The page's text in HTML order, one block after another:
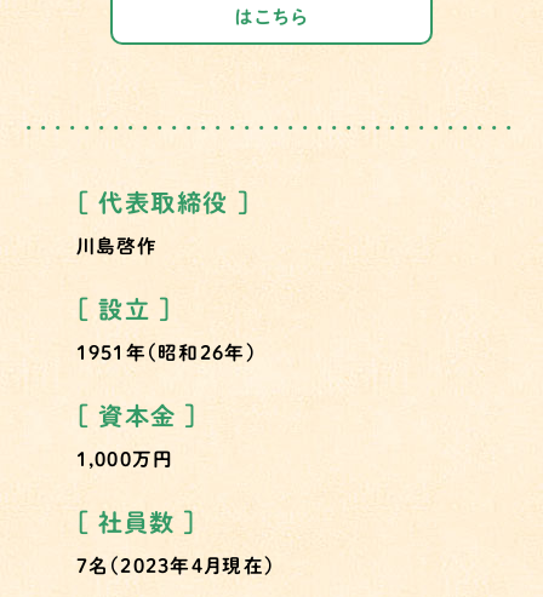
はこちら
［ 代表取締役 ］
川島啓作
［ 設立 ］
1951年（昭和26年）
［ 資本金 ］
1,000万円
［ 社員数 ］
7名（2023年4月現在）